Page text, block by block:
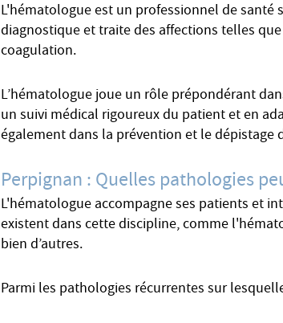
L'hématologue est un professionnel de santé
diagnostique et traite des affections telles
coagulation.
L’hématologue joue un rôle prépondérant
un suivi médical rigoureux du patient et en
également dans la prévention et le dépistage
Perpignan : Quelles pathologies
L'hématologue accompagne ses patients et
existent dans cette discipline, comme
bien d’autres.
Parmi les pathologies récurrentes sur